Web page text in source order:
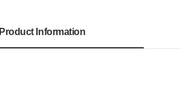
Product Information